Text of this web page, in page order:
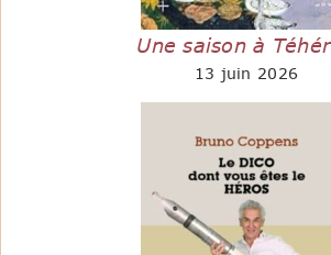
Une saison à
13 juin 2026